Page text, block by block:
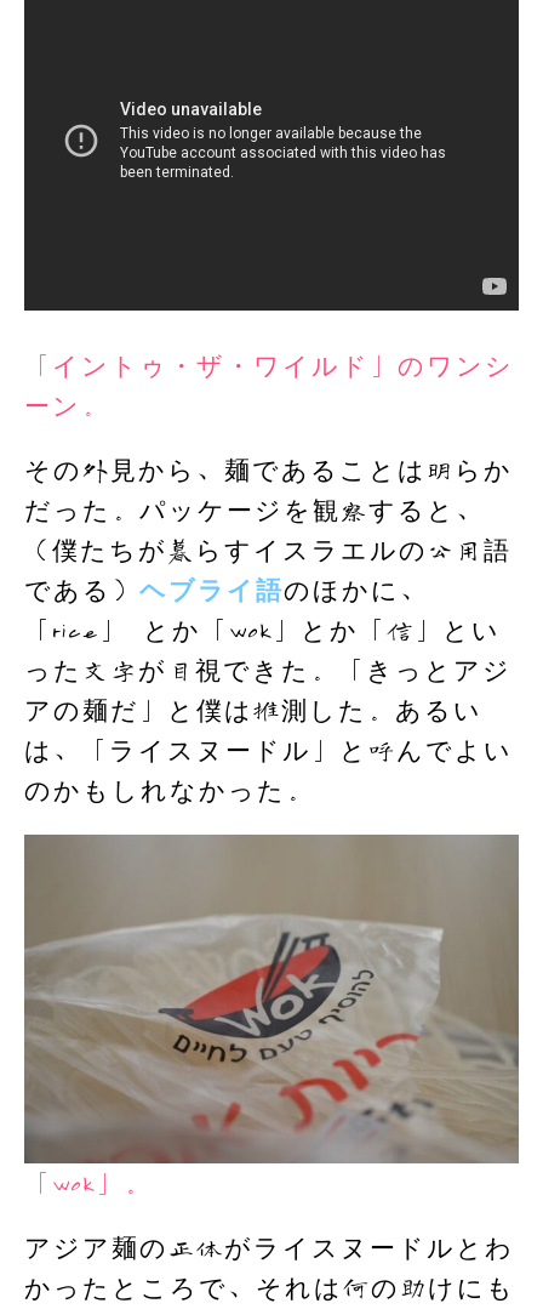
「イントゥ・ザ・ワイルド」のワンシ
ーン。
その外見から、麺であることは明らか
だった。パッケージを観察すると、
（僕たちが暮らすイスラエルの公用語
である） ヘブライ語のほかに、
「rice」 とか「wok」とか「信」とい
った文字が目視できた。「きっとアジ
アの麺だ」と僕は推測した。あるい
は、「ライスヌードル」と呼んでよい
のかもしれなかった。
「wok」。
アジア麺の正体がライスヌードルとわ
かったところで、それは何の助けにも